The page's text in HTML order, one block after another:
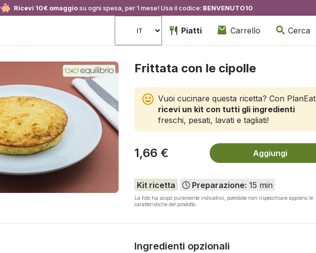
Ricevi 10€ omaggiosu ogni spesa, per 1 mese! Usa il codice: BENVENUTO10
Piatti Carrello Cerca
Frittata con le cipolle
Vuoi cucinare questa ricetta? Con PlanEat
ricevi un kit con tutti gli ingredienti
freschi, pesati, lavati e tagliati!
1,66 € Aggiungi
Kit ricetta Preparazione: 15 min
La foto ha scopo puramente indicativo, potrebbe non rispecchiare appieno le
caratteristiche del prodotto.
Ingredienti opzionali